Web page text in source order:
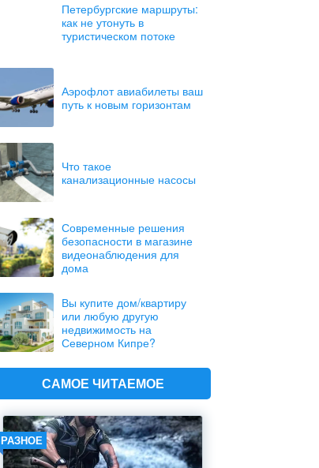
Петербургские маршруты:
как не утонуть в
туристическом потоке
Аэрофлот авиабилеты ваш
путь к новым горизонтам
Что такое
канализационные насосы
Современные решения
безопасности в магазине
видеонаблюдения для
дома
Вы купите дом/квартиру
или любую другую
недвижимость на
Северном Кипре?
САМОЕ ЧИТАЕМОЕ
РАЗНОЕ